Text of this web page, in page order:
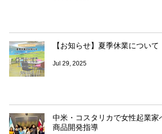
【お知らせ】夏季休業について
Jul 29, 2025
中米・コスタリカで女性起業家へ
商品開発指導